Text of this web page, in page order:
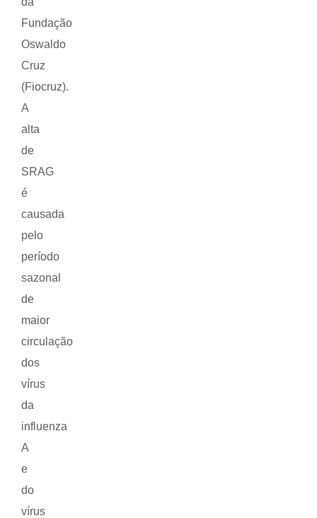
Fundação
Oswaldo
Cruz
(Fiocruz).
A
alta
de
SRAG
é
causada
pelo
período
sazonal
de
maior
circulação
dos
vírus
da
influenza
A
e
do
vírus